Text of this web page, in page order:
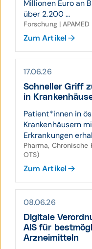
Millionen Euro an
über 2.200 ...
Forschung |
Zum Artikel
17.06.26
Schneller Griff
in
Patient*innen in
Krankenhäusern
Erkrankungen
Pharma, Chronische
OTS)
Zum Artikel
08.06.26
Digitale
AIS für
Arznei­mitteln